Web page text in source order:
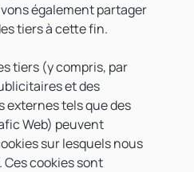
également partager
tiers à cette fin.
tiers (y compris, par
et des
externes tels que des
Web) peuvent
sur lesquels nous
cookies sont